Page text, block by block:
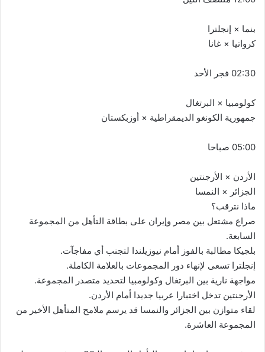
بنما × إنجلترا
كرواتيا × غانا
02:30 فجر الأحد
كولومبيا × البرتغال
جمهورية الكونغو الديمقراطية × أوزبكستان
05:00 صباحا
الأردن × الأرجنتين
الجزائر × النمسا
ماذا نترقب؟
صراع مشتعل بين مصر وإيران على بطاقة التأهل من المجموعة
السابعة.
بلجيكا مطالبة بالفوز أمام نيوزيلندا لتجنب أي مفاجآت.
إنجلترا تسعى لإنهاء دور المجموعات بالعلامة الكاملة.
مواجهة نارية بين البرتغال وكولومبيا لتحديد متصدر المجموعة.
الأرجنتين تدخل اختبارا عربيا جديدا أمام الأردن.
لقاء متوازن بين الجزائر والنمسا قد يرسم ملامح المتأهل الأخير من
المجموعة العاشرة.